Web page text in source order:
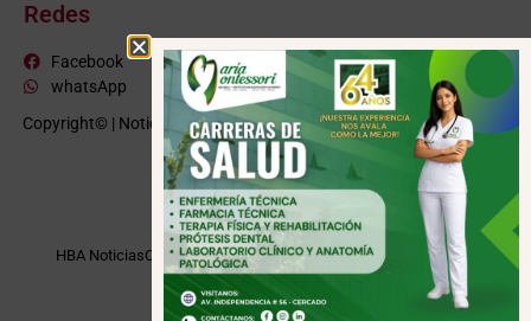
Redes
Facebook
whatsApp
Copyright© | NoticiasArequipa.pe | Grupo HBA Noticias| Todos los
derechos reservados
VISITE TAMBIÉN
HBA NoticiasCusco InformaMoquegua Noticias Tacna Noticias
Puno Noticias